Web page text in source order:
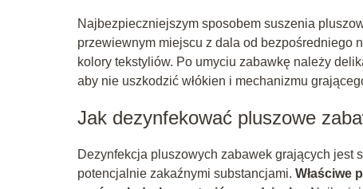
Najbezpieczniejszym sposobem suszenia
przewiewnym miejscu z dala od bezpośredniego
kolory tekstyliów. Po umyciu zabawkę należy
aby nie uszkodzić włókien i mechanizmu
Jak dezynfekować pluszowe
Dezynfekcja pluszowych zabawek grających jest
potencjalnie zakaźnymi substancjami. Właściwe